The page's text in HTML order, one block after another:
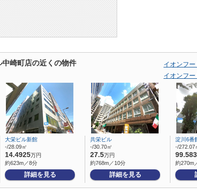
崎町店の近くの物件
イオンフ
イオンフ
大栄ビル新館
-/28.09㎡
14.4925万円
約623m／8分
詳細を見る
共栄ビル
-/30.70㎡
27.5万円
約768m／10分
詳細を見る
淀川6番
-/272.07
99.583
約270m